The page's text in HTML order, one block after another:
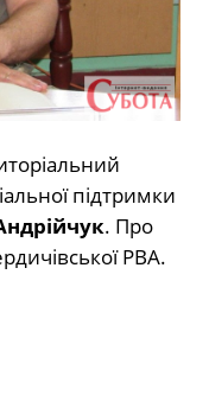
підтримки
. Про
РВА.